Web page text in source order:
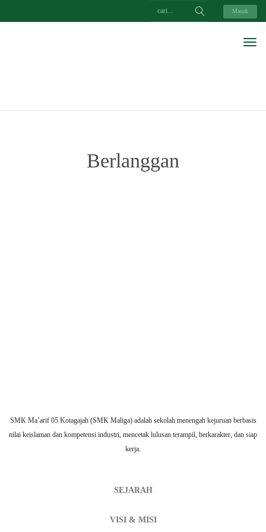
Masuk
Berlanggan
SMK Ma’arif 05 Kotagajah (SMK Maliga) adalah sekolah menengah kejuruan berbasis
nilai keislaman dan kompetensi industri, mencetak lulusan terampil, berkarakter, dan siap
kerja.
SEJARAH
VISI & MISI